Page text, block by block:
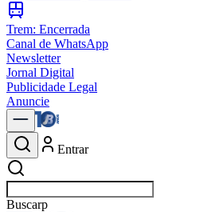
Trem: Encerrada
Canal de WhatsApp
Newsletter
Jornal Digital
Publicidade Legal
Anuncie
Entrar
Buscarn